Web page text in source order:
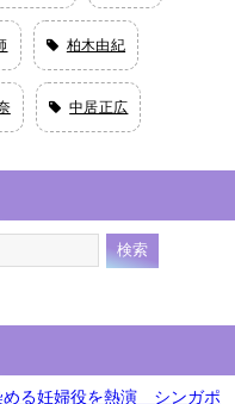
柏木由紀
中居正広
める妊婦役を熱演 シンガポ